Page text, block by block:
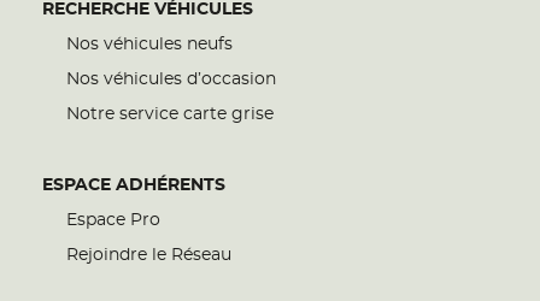
RECHERCHE VÉHICULES
Nos véhicules neufs
Nos véhicules d’occasion
Notre service carte grise
ESPACE ADHÉRENTS
Espace Pro
Rejoindre le Réseau